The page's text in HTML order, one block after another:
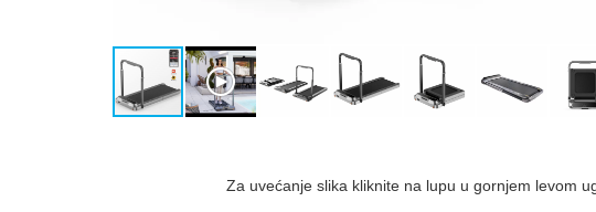
Za uvećanje slika kliknite na lupu u gornjem levom